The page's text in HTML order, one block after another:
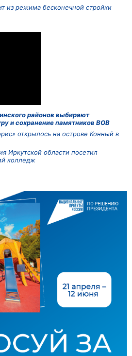
из режима бесконечной стройки
районов выбирают
и сохранение памятников ВОВ
открылось на острове Конный в
Иркутской области посетил
колледж